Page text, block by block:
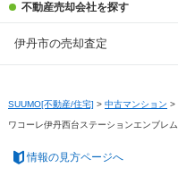
不動産売却会社を探す
伊丹市の売却査定
SUUMO[不動産/住宅] > 中古マンション >
ワコーレ伊丹西台ステーションエンブレム
情報の見方ページへ